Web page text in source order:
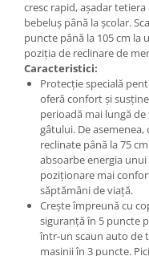
cresc rapid, așadar
bebeluș până la școlar.
puncte până la 105 cm la
poziția de reclinare de
Caracteristici:
Protecție specială
oferă confort și
perioadă mai lungă
gâtului. De
reclinate până la 75
absoarbe energia
poziționare mai
săptămâni de viață.
Crește împreună cu
siguranță în 5 puncte
într-un scaun auto de
mașinii în 3 puncte.